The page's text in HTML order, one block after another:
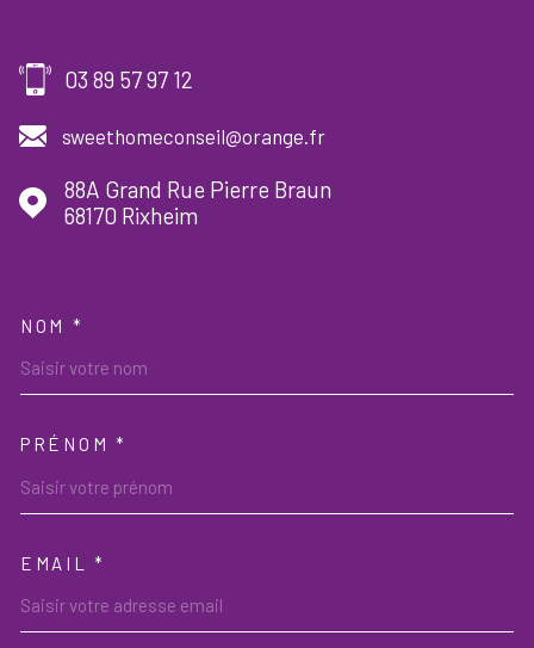
03 89 57 97 12
sweethomeconseil@orange.fr
88A Grand Rue Pierre Braun
68170
Rixheim
NOM *
PRÉNOM *
EMAIL *